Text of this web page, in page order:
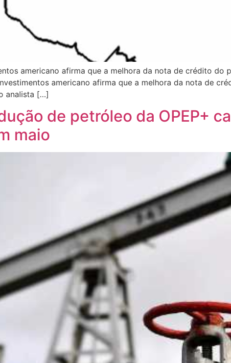
americano afirma que a melhora da nota de crédito do
americano afirma que a melhora da nota de
analista […]
de petróleo da OPEP+
maio